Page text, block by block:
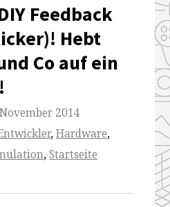
Feedback
Hebt
Co auf ein
2014
,Hardware,
,Startseite